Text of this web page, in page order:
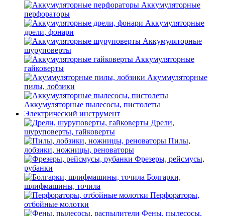
Аккумуляторные
перфораторы
Аккумуляторные
дрели, фонари
Аккумуляторные
шуруповерты
Аккумуляторные
гайковерты
Акуммуляторные
пилы, лобзики
Аккумуляторные пылесосы, пистолеты
Электрический инструмент
Дрели,
шуруповерты, гайковерты
Пилы,
лобзики, ножницы, реноваторы
Фрезеры, рейсмусы,
рубанки
Болгарки,
шлифмашины, точила
Перфораторы,
отбойные молотки
Фены, пылесосы,